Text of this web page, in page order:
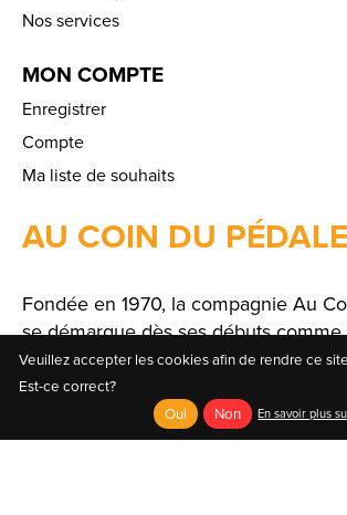
Nos services
MON COMPTE
Enregistrer
Compte
Ma liste de souhaits
AU COIN DU
Fondée en 1970, la compagnie Au
se démarque dès ses débuts
spécialisé offrant un large choix de
solutions.
Veuillez accepter les cookies afin de rendre ce
Est-ce correct?
Oui
Non En savoir plus